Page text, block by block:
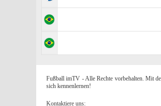
Fußball imTV - Alle Rechte vorbehalten. Mit
sich kennenlernen!
Kontaktiere uns: